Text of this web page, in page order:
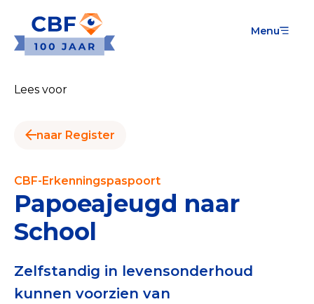
Menu
Goede Doelen
CBF-Erkenning aanvragen
Publiek
Veilig geven met het CBF-keurmerk
Check het CBF-keurmerk van een goed doel
Download de Geef Gerust Checklist
Lees voor
naar Register
CBF-Erkenningspaspoort
Papoeajeugd naar
School
Zelfstandig in levensonderhoud
kunnen voorzien van